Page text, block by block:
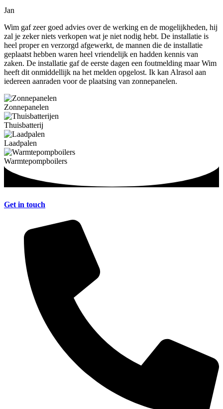
Jan
Wim gaf zeer goed advies over de werking en de mogelijkheden, hij
zal je zeker niets verkopen wat je niet nodig hebt. De installatie is
heel proper en verzorgd afgewerkt, de mannen die de installatie
geplaatst hebben waren heel vriendelijk en hadden kennis van
zaken. De installatie gaf de eerste dagen een foutmelding maar Wim
heeft dit onmiddellijk na het melden opgelost. Ik kan Alrasol aan
iedereen aanraden voor de plaatsing van zonnepanelen.
Zonnepanelen
Thuisbatterij
Laadpalen
Warmtepompboilers
Get in touch